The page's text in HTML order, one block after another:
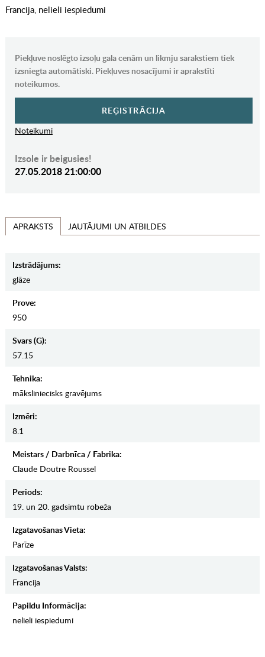
Francija, nelieli iespiedumi
Piekļuve noslēgto izsoļu gala cenām un likmju sarakstiem tiek
izsniegta automātiski. Piekļuves nosacījumi ir aprakstīti
noteikumos.
REĢISTRĀCIJA
Noteikumi
Izsole ir beigusies!
27.05.2018 21:00:00
APRAKSTS JAUTĀJUMI UN ATBILDES
Izstrādājums:
glāze
Prove:
950
Svars (g):
57.15
Tehnika:
māksliniecisks gravējums
Izmēri:
8.1
Meistars / Darbnīca / Fabrika:
Claude Doutre Roussel
Periods:
19. un 20. gadsimtu robeža
Izgatavošanas Vieta:
Parīze
Izgatavošanas Valsts:
Francija
Papildu Informācija:
nelieli iespiedumi